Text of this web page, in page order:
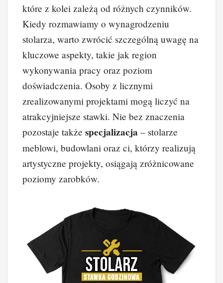
które z kolei zależą od różnych czynników.
Kiedy rozmawiamy o wynagrodzeniu
stolarza, warto zwrócić szczególną uwagę na
kluczowe aspekty, takie jak region
wykonywania pracy oraz poziom
doświadczenia. Osoby z licznymi
zrealizowanymi projektami mogą liczyć na
atrakcyjniejsze stawki. Nie bez znaczenia
pozostaje także specjalizacja – stolarze
meblowi, budowlani oraz ci, którzy realizują
artystyczne projekty, osiągają zróżnicowane
poziomy zarobków.